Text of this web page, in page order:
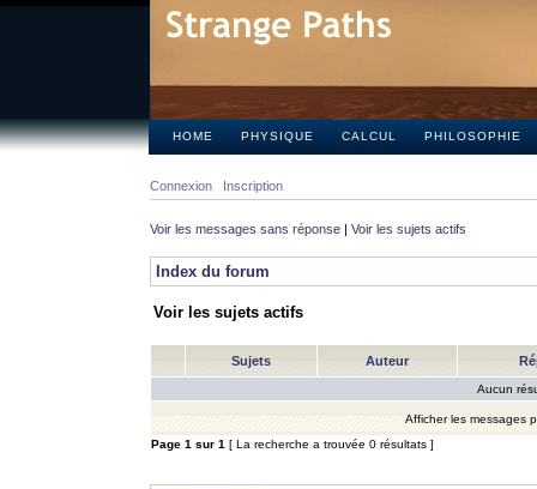
HOME PHYSIQUE CALCUL PHILOSOPHIE
Connexion Inscription
Voir les messages sans réponse | Voir les sujets actifs
Index du forum
Voir les sujets actifs
Sujets Auteur
Aucun
Afficher les messages
Page 1 sur 1 [ La recherche a trouvée 0 résultats ]